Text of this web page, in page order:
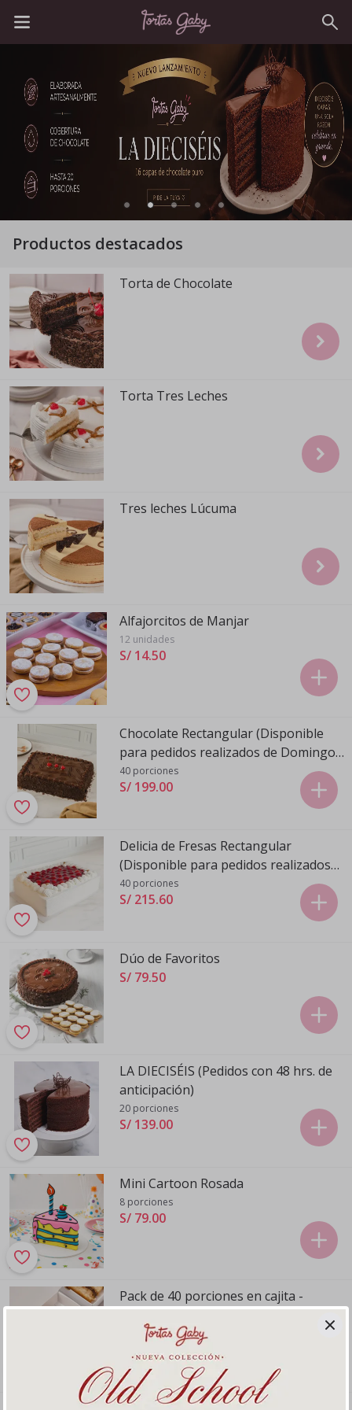
Productos destacados
Torta de Chocolate
Torta Tres Leches
Tres leches Lúcuma
Alfajorcitos de Manjar
12 unidades
S/ 14.50
Chocolate Rectangular (Disponible
para pedidos realizados de Domingo a
Viernes)
40 porciones
S/ 199.00
Delicia de Fresas Rectangular
(Disponible para pedidos realizados
de Domingo a Viernes)
40 porciones
S/ 215.60
Dúo de Favoritos
S/ 79.50
LA DIECISÉIS (Pedidos con 48 hrs. de
anticipación)
20 porciones
S/ 139.00
Mini Cartoon Rosada
8 porciones
S/ 79.00
Pack de 40 porciones en cajita -
Chocolate
40 porciones en cajita para fiesta